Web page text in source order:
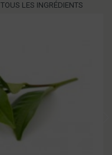
TOUS LES INGRÉDIENTS